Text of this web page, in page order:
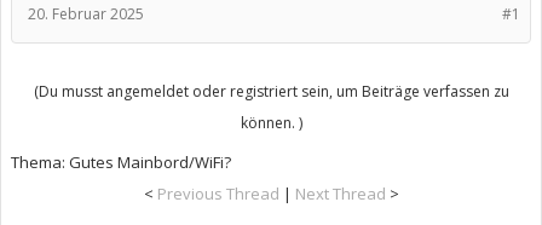
#1
20. Februar 2025
(Du musst angemeldet oder registriert sein, um Beiträge verfassen zu
können. )
Thema: Gutes Mainbord/WiFi?
< Previous Thread | Next Thread >